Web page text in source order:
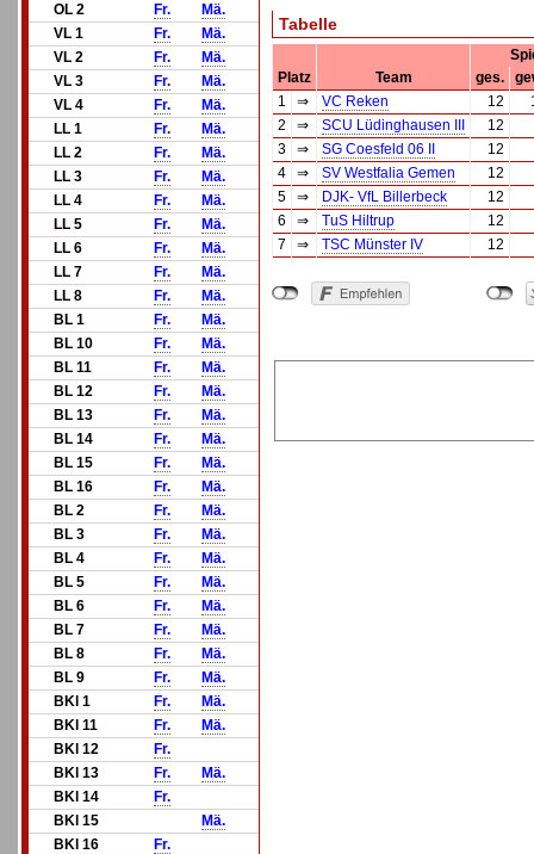
OL 2
Fr.
Mä.
VL 1
Fr.
Mä.
VL 2
Fr.
Mä.
VL 3
Fr.
Mä.
VL 4
Fr.
Mä.
LL 1
Fr.
Mä.
LL 2
Fr.
Mä.
LL 3
Fr.
Mä.
LL 4
Fr.
Mä.
LL 5
Fr.
Mä.
LL 6
Fr.
Mä.
LL 7
Fr.
Mä.
LL 8
Fr.
Mä.
BL 1
Fr.
Mä.
BL 10
Fr.
Mä.
BL 11
Fr.
Mä.
BL 12
Fr.
Mä.
BL 13
Fr.
Mä.
BL 14
Fr.
Mä.
BL 15
Fr.
Mä.
BL 16
Fr.
Mä.
BL 2
Fr.
Mä.
BL 3
Fr.
Mä.
BL 4
Fr.
Mä.
BL 5
Fr.
Mä.
BL 6
Fr.
Mä.
BL 7
Fr.
Mä.
BL 8
Fr.
Mä.
BL 9
Fr.
Mä.
BKl 1
Fr.
Mä.
BKl 11
Fr.
Mä.
BKl 12
Fr.
BKl 13
Fr.
Mä.
BKl 14
Fr.
BKl 15
Mä.
BKl 16
Fr.
Tabelle
Platz
Team ges.
1
⇒ VC Reken 12
2
⇒ SCU Lüdinghausen III
12
3
⇒ SG Coesfeld 06 II
12
4
⇒ SV Westfalia Gemen
12
5
⇒ DJK- VfL Billerbeck
12
6
⇒ TuS Hiltrup
12
7
⇒ TSC Münster IV 12